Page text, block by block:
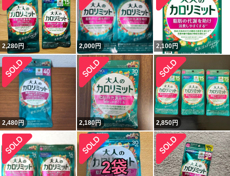
2,280円 2,000円 2,100円
2,480円 2,180円 2,850円